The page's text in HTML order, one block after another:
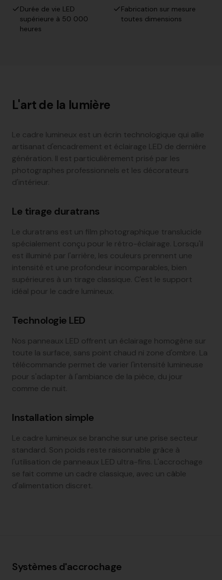
Durée de vie LED
supérieure à 50 000
heures
Fabrication sur mesure
toutes dimensions
L'art de la lumière
Le cadre lumineux est un écrin technologique qui allie
artisanat d'encadrement et éclairage LED de dernière
génération. Il est particulièrement prisé par les
photographes professionnels et les décorateurs
d'intérieur.
Le tirage duratrans
Le duratrans est un film photographique translucide
spécialement conçu pour le rétro-éclairage. Lorsqu'il
est illuminé par l'arrière, les couleurs prennent une
intensité et une profondeur incomparables, bien
supérieures à un tirage classique. C'est le support
idéal pour le cadre lumineux.
Technologie LED
Nos panneaux LED offrent un éclairage homogène sur
toute la surface, sans point chaud ni zone d'ombre. La
télécommande permet de varier l'intensité lumineuse
pour s'adapter à l'ambiance de la pièce, du jour
comme de nuit.
Installation simple
Le cadre lumineux se branche sur une prise secteur
standard. Son poids reste raisonnable grâce à
l'utilisation de panneaux LED ultra-fins. L'accrochage
se fait comme un cadre classique, avec un câble
d'alimentation discret.
Systèmes d'accrochage